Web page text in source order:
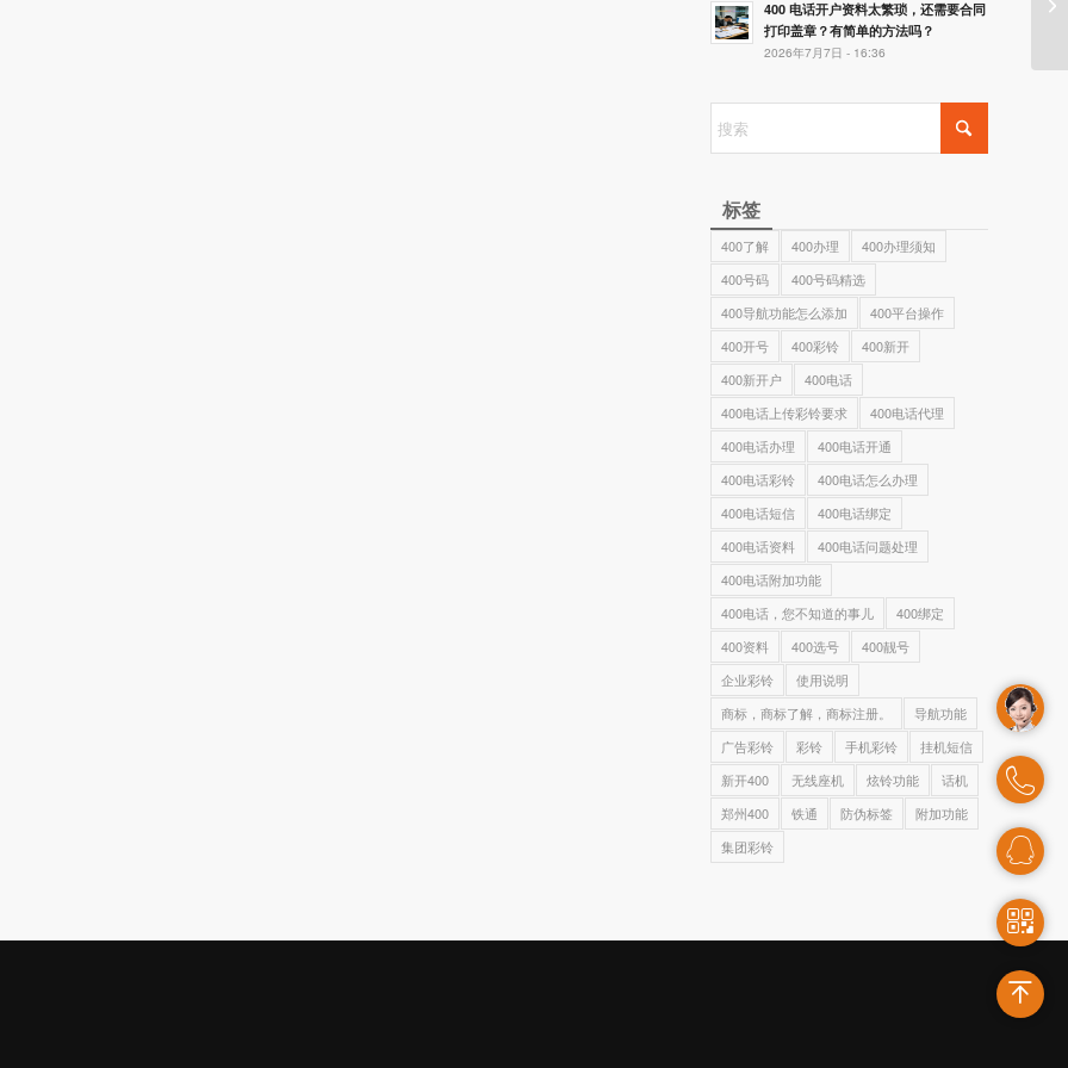
400 电话开户资料太繁琐，还需要合同
打印盖章？有简单的方法吗？
2026年7月7日 - 16:36
标签
400了解 400办理
400办理须知
400号码
400号码精选
400导航功能怎么添加
400平台操作
400开号
400彩铃
400新开
400新开户
400电话
400电话上传彩铃要求
400电话代理
400电话办理
400电话开通
400电话彩铃
400电话怎么办理
400电话短信
400电话绑定
400电话资料
400电话问题处理
400电话附加功能
400电话，您不知道的事儿
400绑定
400资料
400选号
400靓号
企业彩铃
使用说明
商标，商标了解，商标注册。
导航功能
广告彩铃
彩铃 手机彩铃
挂机短信
新开400
无线座机 炫铃功能
话机
郑州400
铁通 防伪标签
附加功能
集团彩铃